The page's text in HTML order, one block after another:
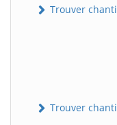
Trouver
Trouver